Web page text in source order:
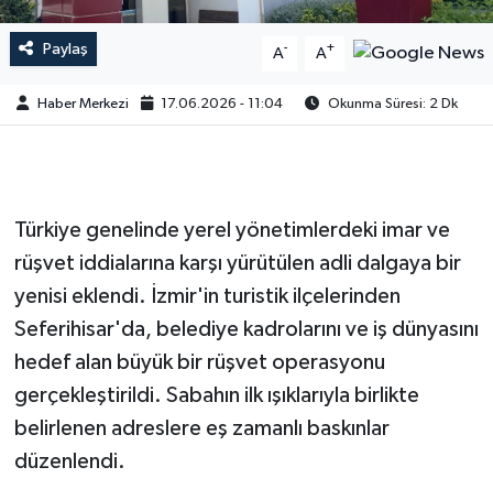
Paylaş A- A+
Haber Merkezi 17.06.2026 - 11:04 Okunma Süresi: 2 Dk
Türkiye genelinde yerel yönetimlerdeki imar ve
rüşvet iddialarına karşı yürütülen adli dalgaya bir
yenisi eklendi. İzmir'in turistik ilçelerinden
Seferihisar'da, belediye kadrolarını ve iş dünyasını
hedef alan büyük bir rüşvet operasyonu
gerçekleştirildi. Sabahın ilk ışıklarıyla birlikte
belirlenen adreslere eş zamanlı baskınlar
düzenlendi.